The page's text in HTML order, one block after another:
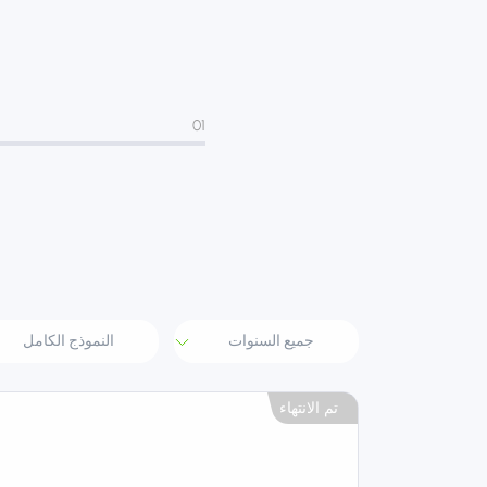
01
تم الانتهاء